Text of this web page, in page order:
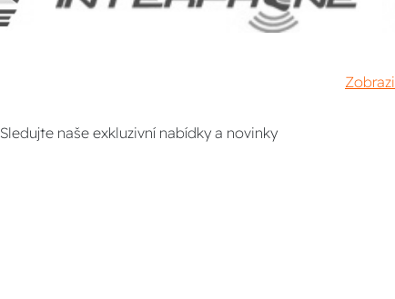
Sledujte naše exkluzivní nabídky a novinky